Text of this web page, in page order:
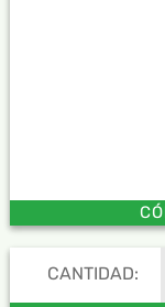
CANTIDAD: